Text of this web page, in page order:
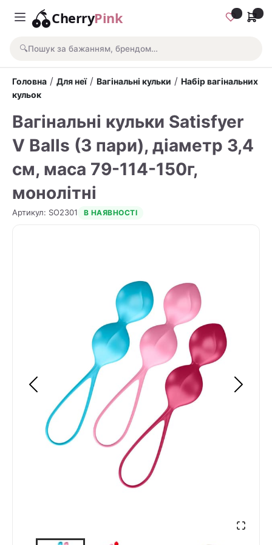
CherryPink
🔍Пошук за бажанням, брендом…
Головна / Для неї/ Вагінальні кульки / Набір вагінальних
кульок
Вагінальні кульки Satisfyer
V Balls (3 пари), діаметр 3,4
см, маса 79-114-150г,
монолітні
Артикул: SO2301 В НАЯВНОСТІ